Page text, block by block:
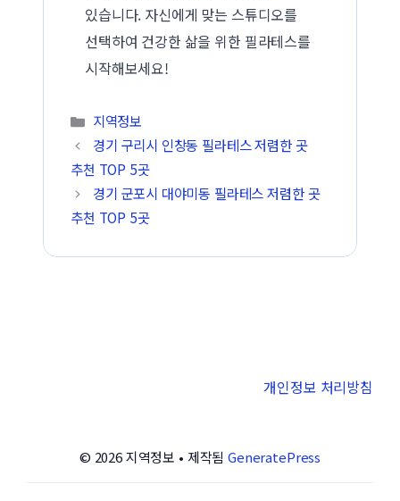
있습니다. 자신에게 맞는 스튜디오를
선택하여 건강한 삶을 위한 필라테스를
시작해보세요!
카테고리
지역정보
경기 구리시 인창동 필라테스 저렴한 곳
추천 TOP 5곳
경기 군포시 대야미동 필라테스 저렴한 곳
추천 TOP 5곳
개인정보 처리방침
© 2026 지역정보 • 제작됨GeneratePress